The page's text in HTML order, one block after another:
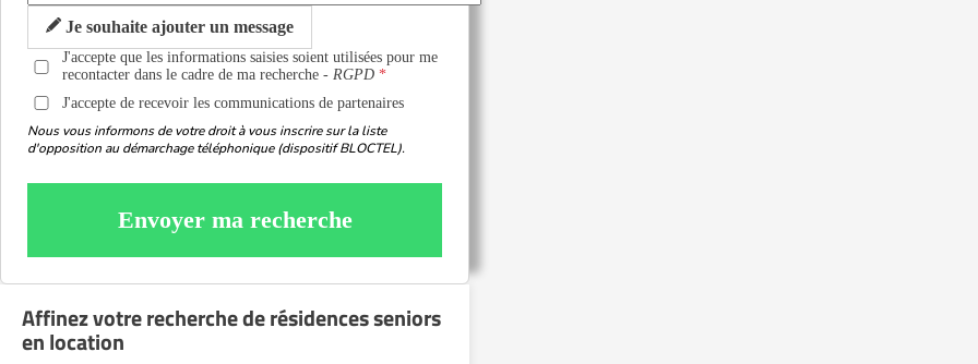
Je souhaite ajouter un message
J'accepte que les informations saisies soient utilisées pour me
recontacter dans le cadre de ma recherche -RGPD
J'accepte de recevoir les communications de partenaires
Nous vous informons de votre droit à vous inscrire sur la liste
d'opposition au démarchage téléphonique (dispositif BLOCTEL).
Envoyer ma recherche
Affinez votre recherche de résidences seniors
en location